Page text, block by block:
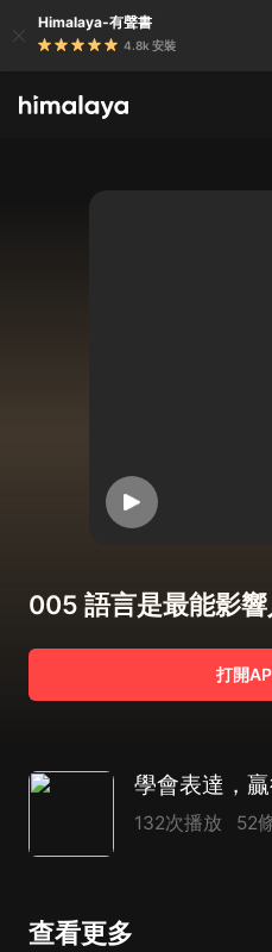
Himalaya-有聲書
4.8k 安裝
005 語言是最能影
打開
132次播放 52
查看更多